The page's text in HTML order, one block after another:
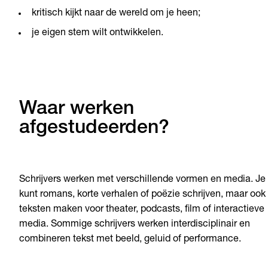
kritisch kijkt naar de wereld om je heen;
je eigen stem wilt ontwikkelen.
Waar werken
afgestudeerden?
Schrijvers werken met verschillende vormen en media. Je
kunt romans, korte verhalen of poëzie schrijven, maar ook
teksten maken voor theater, podcasts, film of interactieve
media. Sommige schrijvers werken interdisciplinair en
combineren tekst met beeld, geluid of performance.